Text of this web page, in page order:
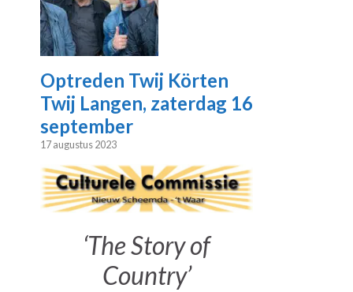
Optreden Twij Körten
Twij Langen, zaterdag 16
september
17 augustus 2023
‘The Story of
Country’